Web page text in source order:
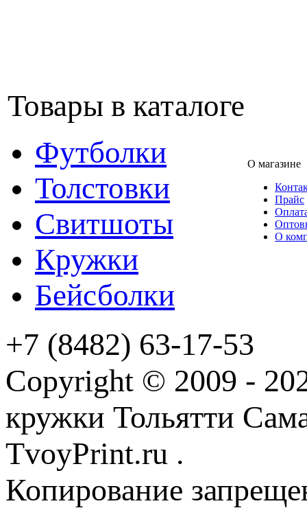
Товары в каталоге
Футболки
Толстовки
Свитшоты
Кружки
Бейсболки
О магазине
Прайс
О
+7 (8482) 63-17-53
Copyright © 2009 -
кружки Тольятти
TvoyPrint.ru .
Копирование